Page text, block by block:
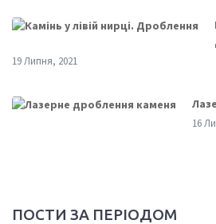
19 Липня, 2021
16
ПОСТИ ЗА ПЕРІОДОМ